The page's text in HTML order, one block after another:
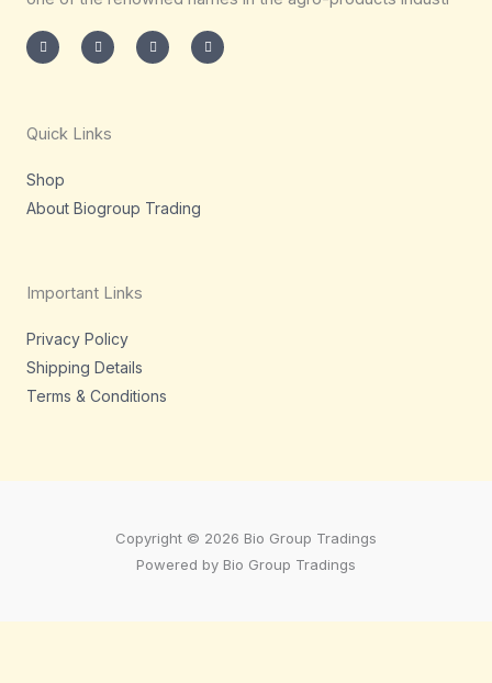
n
s
t
m
w
i
t
i
n
k
a
c
e
Quick Links
Shop
About Biogroup Trading
Important Links
Privacy Policy
Shipping Details
Terms & Conditions
Copyright © 2026 Bio Group Tradings
Powered by Bio Group Tradings